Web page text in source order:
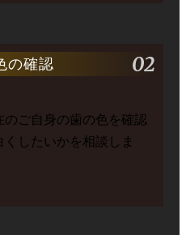
02
の確認
ご自身の歯の色を確認
したいかを相談しま